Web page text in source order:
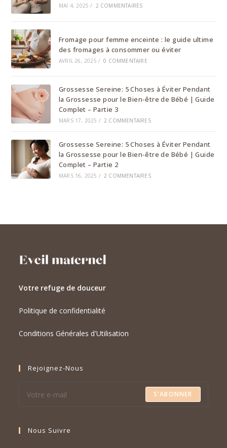
MAI 4, 2025 / 2 COMMENTAIRES
Fromage pour femme enceinte : le guide ultime
des fromages à consommer ou éviter
AVRIL 26, 2025 / 0 COMMENTAIRE
Grossesse Sereine: 5 Choses à Éviter Pendant
la Grossesse pour le Bien-être de Bébé | Guide
Complet – Partie 3
MARS 17, 2025 / 2 COMMENTAIRES
Grossesse Sereine: 5 Choses à Éviter Pendant
la Grossesse pour le Bien-être de Bébé | Guide
Complet – Partie 2
MARS 16, 2025 / 2 COMMENTAIRES
Votre refuge de douceur
Politique de confidentialité
Conditions Générales d'Utilisation
Rejoignez-Nous
S'ABONNER
Nous Suivre